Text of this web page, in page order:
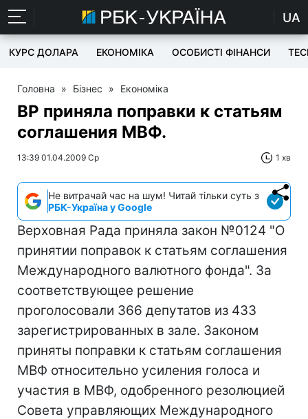
UA
КУРС ДОЛАРА ЕКОНОМІКА ОСОБИСТІ ФІНАНСИ
Головна » Бізнес » Економіка
ВР приняла поправки к статьям
соглашения МВФ.
13:39 01.04.2009 Ср 1 хв
Не витрачай час на шум! Читай тільки суть з
РБК-Україна у Google
Верховная Рада приняла закон №0124 "О
принятии поправок к статьям соглашения
Международного валютного фонда". За
соответствующее решение
проголосовали 366 депутатов из 433
зарегистрированных в зале. Законом
приняты поправки к статьям соглашения
МВФ относительно усиления голоса и
участия в МВФ, одобренного резолюцией
Совета управляющих Международного